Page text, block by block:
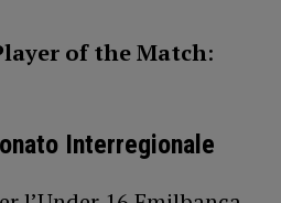
of the Match:
Interregionale